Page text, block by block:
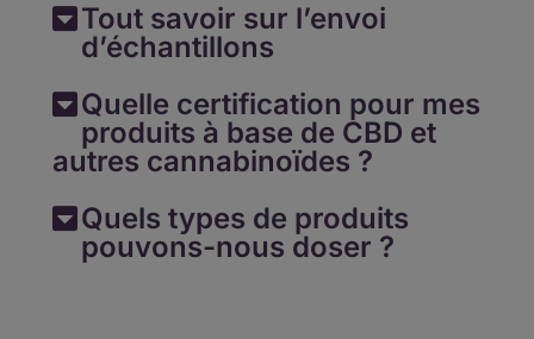
Tout savoir sur l’envoi
d’échantillons
Quelle certification pour mes
produits à base de CBD et
autres cannabinoïdes ?
Quels types de produits
pouvons-nous doser ?